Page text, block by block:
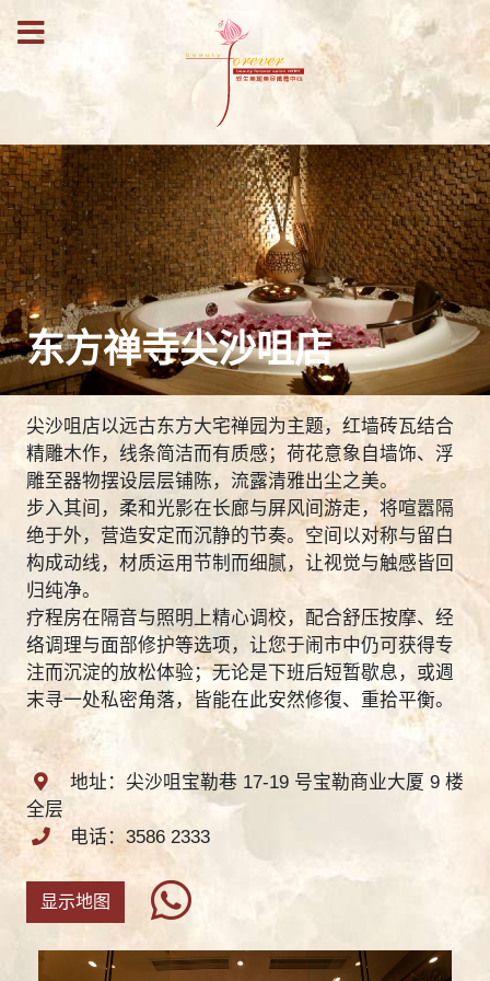
东方禅寺尖沙咀店
尖沙咀店以远古东方大宅禅园为主题，红墙砖瓦结合
精雕木作，线条简洁而有质感；荷花意象自墙饰、浮
雕至器物摆设层层铺陈，流露清雅出尘之美。
步入其间，柔和光影在长廊与屏风间游走，将喧嚣隔
绝于外，营造安定而沉静的节奏。空间以对称与留白
构成动线，材质运用节制而细腻，让视觉与触感皆回
归纯净。
疗程房在隔音与照明上精心调校，配合舒压按摩、经
络调理与面部修护等选项，让您于闹市中仍可获得专
注而沉淀的放松体验；无论是下班后短暂歇息，或週
末寻一处私密角落，皆能在此安然修復、重拾平衡。
地址：尖沙咀宝勒巷 17-19 号宝勒商业大厦 9 楼
全层
电话：3586 2333
显示地图